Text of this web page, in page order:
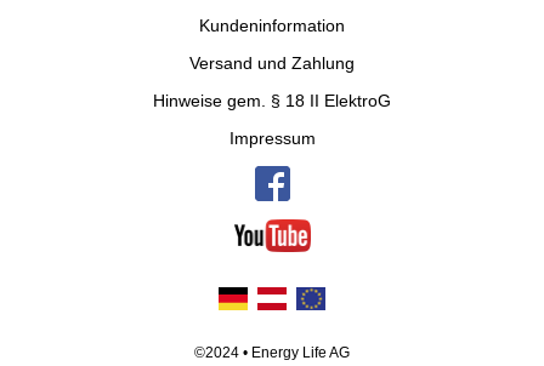
Kundeninformation
Versand und Zahlung
Hinweise gem. § 18 II ElektroG
Impressum
©2024 • Energy Life AG